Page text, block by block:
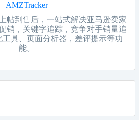
AMZTracker
帖到售后，一站式解决亚马逊卖家
销，关键字追踪，竞争对手销量追
工具、页面分析器，差评提示等功
能。